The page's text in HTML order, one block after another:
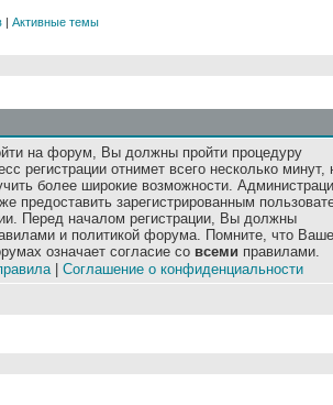
| Активные темы
на форум, Вы должны пройти процедуру
регистрации отнимет всего несколько минут,
более широкие возможности.
предоставить зарегистрированным
Перед началом регистрации, Вы должны
и политикой форума. Помните, что Ваше
означает согласие со всеми правилами.
| Соглашение о конфиденциальности